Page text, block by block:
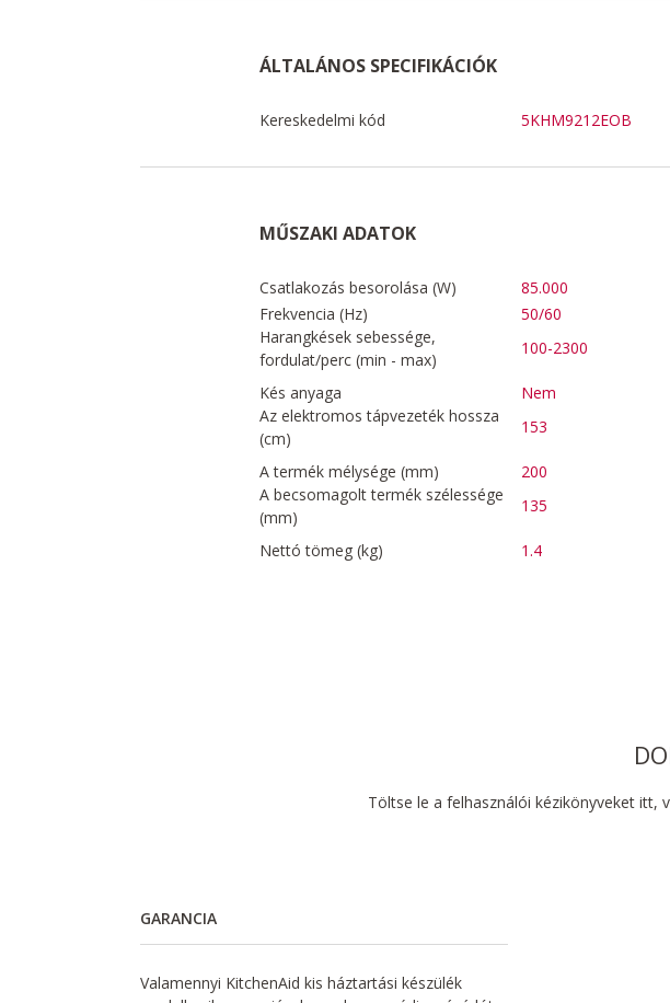
ÁLTALÁNOS SPECIFIKÁCIÓK
Kereskedelmi kód 5KHM9212EOB
MŰSZAKI ADATOK
Csatlakozás besorolása (W) 85.000
Frekvencia (Hz)
50/60
Harangkések sebessége,
fordulat/perc (min - max)
100-2300
Kés anyaga
Nem
Az elektromos tápvezeték hossza
(cm)
153
A termék mélysége (mm)
200
A becsomagolt termék szélessége
(mm)
135
Nettó tömeg (kg)
1.4
Töltse le a felhasználói kézikönyveket
GARANCIA
Valamennyi KitchenAid kis háztartási készülék